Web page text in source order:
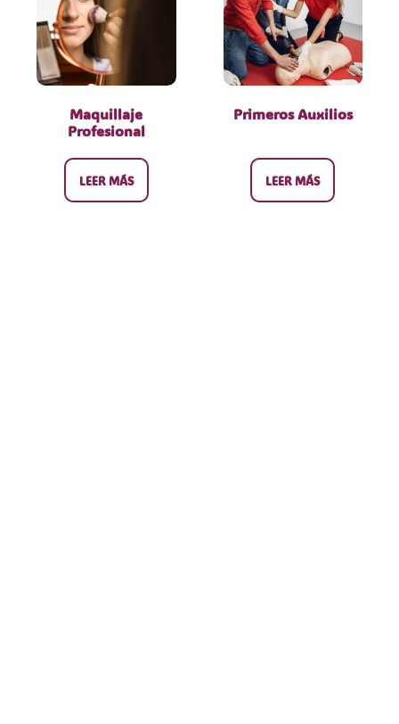
Maquillaje
Profesional
LEER MÁS
Primeros Auxilios
LEER MÁS